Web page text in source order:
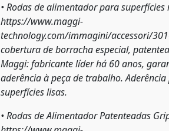
• Rodas de alimentador para superfícies
https://www.maggi-
technology.com/immagini/accessori/
cobertura de borracha especial,
Maggi: fabricante líder há 60 anos,
aderência à peça de trabalho.
superfícies lisas.
• Rodas de Alimentador Patenteadas